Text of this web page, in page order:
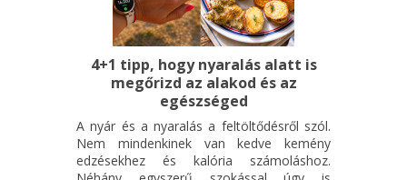
4+1 tipp, hogy nyaralás alatt is
megőrizd az alakod és az
egészséged
A nyár és a nyaralás a feltöltődésről szól.
Nem mindenkinek van kedve kemény
edzésekhez és kalória számoláshoz.